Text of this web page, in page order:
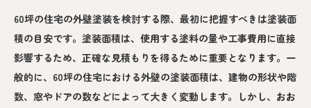
60坪の住宅の外壁塗装を検討する際、最初に把握すべきは塗装面
積の目安です。塗装面積は、使用する塗料の量や工事費用に直接
影響するため、正確な見積もりを得るために重要となります。一
般的に、60坪の住宅における外壁の塗装面積は、建物の形状や階
数、窓やドアの数などによって大きく変動します。しかし、おお